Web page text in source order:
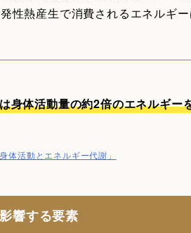
性熱産生で消費されるエネルギ
身体活動量の約2倍のエネルギー
体活動とエネルギー代謝」
響する要素